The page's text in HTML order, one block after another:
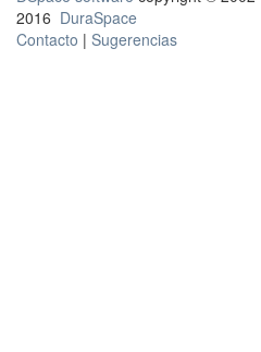
2016 DuraSpace
Contacto | Sugerencias